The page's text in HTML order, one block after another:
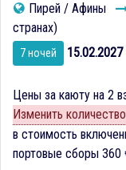
Пирей / Афины
странах)
7 ночей
Цены за каюту на 2
Изменить
в стоимость
портовые сборы 360